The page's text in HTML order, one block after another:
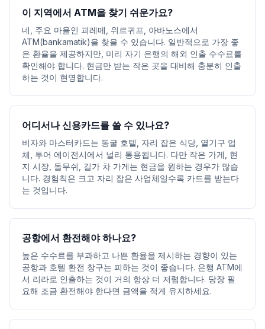
이 지역에서 ATM을 찾기 쉬운가요?
네, 주요 마을인 괴레메, 위르귀프, 아바노스에서
ATM(bankamatik)을 찾을 수 있습니다. 일반적으로 가장 좋
은 환율을 제공하지만, 미리 자기 은행의 해외 인출 수수료를
확인해야 합니다. 현금만 받는 작은 곳을 대비해 충분히 인출
하는 것이 현명합니다.
어디서나 신용카드를 쓸 수 있나요?
비자와 마스터카드는 동굴 호텔, 자리 잡은 식당, 열기구 업
체, 투어 에이전시에서 널리 통용됩니다. 다만 작은 가게, 현
지 시장, 돌무쉬, 길가 차 가게는 현금을 원하는 경우가 많습
니다. 경험칙은 크고 자리 잡은 사업체일수록 카드를 받는다
는 것입니다.
공항에서 환전해야 하나요?
높은 수수료를 부과하고 나쁜 환율을 제시하는 경향이 있는
공항과 호텔 환전 창구는 피하는 것이 좋습니다. 은행 ATM에
서 리라로 인출하는 것이 거의 항상 더 저렴합니다. 당장 필
요해 조금 환전해야 한다면 금액을 적게 유지하세요.